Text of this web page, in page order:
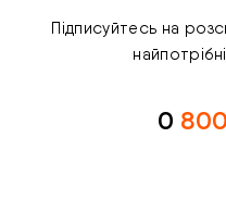
Підписуйтесь на
0 800